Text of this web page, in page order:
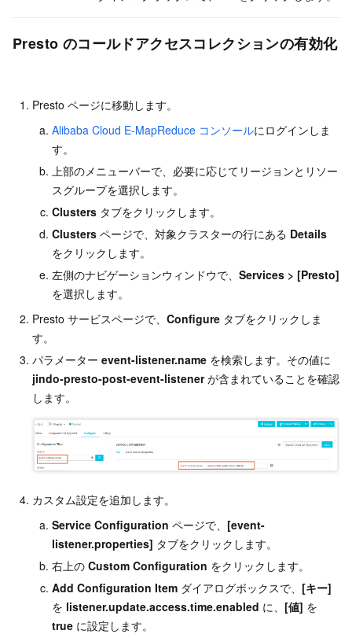
Presto のコールドアクセスコレクションの有効化
Presto ページに移動します。
Alibaba Cloud E-MapReduce コンソールにログインしま
す。
上部のメニューバーで、必要に応じてリージョンとリソー
スグループを選択します。
Clusters タブをクリックします。
Clusters ページで、対象クラスターの行にある Details
をクリックします。
左側のナビゲーションウィンドウで、 Services > [Presto]
を選択します。
Presto サービスページで、 Configure タブをクリックしま
す。
パラメーター event-listener.name を検索します。その値に
jindo-presto-post-event-listenerが含まれていることを確認
します。
カスタム設定を追加します。
Service Configuration ページで、 [event-
listener.properties] タブをクリックします。
右上の Custom Configuration をクリックします。
Add Configuration Item ダイアログボックスで、 [キー]
を listener.update.access.time.enabled に、 [値] を
true に設定します。